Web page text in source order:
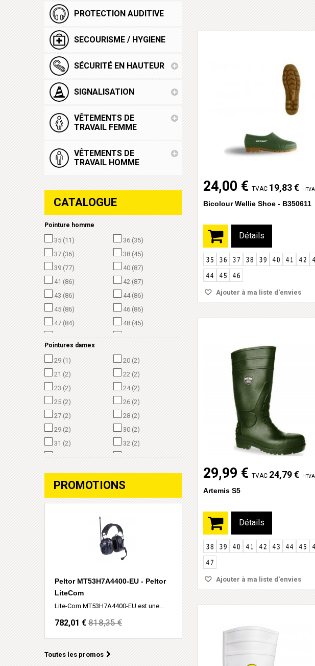
PROTECTION AUDITIVE
SECOURISME / HYGIENE
SÉCURITÉ EN HAUTEUR
SIGNALISATION
VÊTEMENTS DE
TRAVAIL FEMME
VÊTEMENTS DE
TRAVAIL HOMME
CATALOGUE
Pointure homme
35 (11) 36 (35)
37 (36) 38 (45)
39 (77) 40 (87)
41 (86) 42 (87)
43 (86) 44(86)
45 (86) 46 (86)
47 (84) 48 (45)
Pointures dames
29 (1) 20 (2)
21 (2) 22 (2)
23 (2) 24(2)
25 (2) 26 (2)
27 (2) 28 (2)
29 (2) 30 (2)
31 (2) 32 (2)
PROMOTIONS
Peltor MT53H7A4400-EU - Peltor
LiteCom
Lite-Com MT53H7A4400-EU est une...
782,01 € 818,35 €
Toutes les promos
24,00 € TVAC 19,83 € HTVA
Bicolour Wellie Shoe - B350611
Détails
Ajouter à ma liste d'envies
29,99 € TVAC 24,79 € HTVA
Artemis S5
Détails
Ajouter à ma liste d'envies